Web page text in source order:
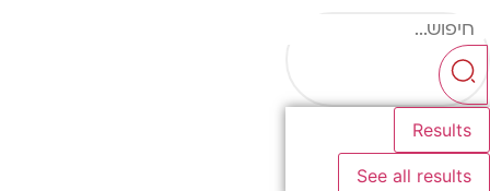
Results
See all results